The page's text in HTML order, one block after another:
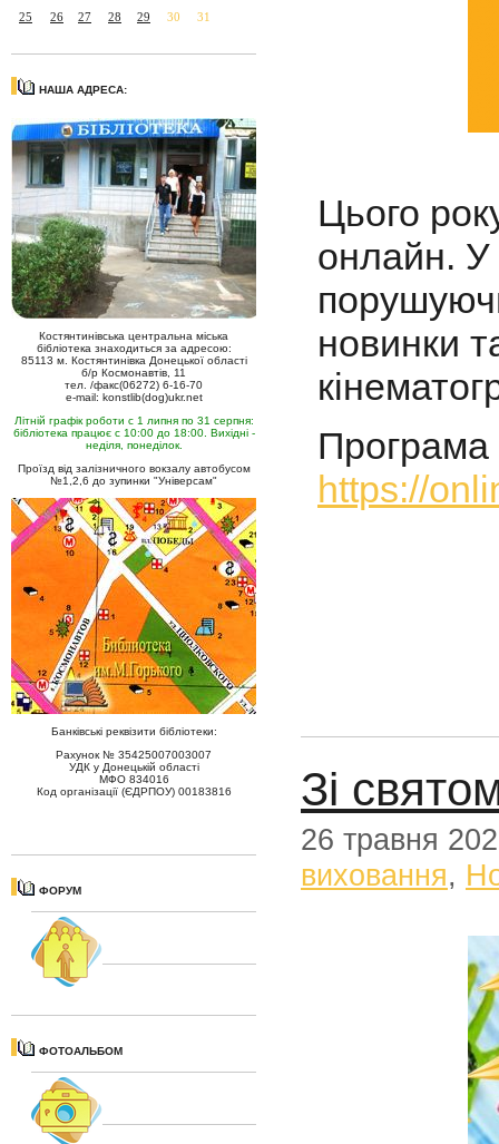
25 26 27 28 29 30 31
НАША АДРЕСА:
Костянтинівська центральна міська
бібліотека знаходиться за адресою:
85113 м. Костянтинівка Донецької області
б/р Космонавтів, 11
тел. /факс(06272) 6-16-70
e-mail: konstlib(dog)ukr.net
Літній графік роботи с 1 липня по 31 серпня:
бібліотека працює с 10:00 до 18:00. Вихідні -
неділя, понеділок.
Проїзд від залізничного вокзалу автобусом
№1,2,6 до зупинки "Універсам"
Банківські реквізити бібліотеки:
Рахунок № 35425007003007
УДК у Донецькій області
МФО 834016
Код організації (ЄДРПОУ) 00183816
ФОРУМ
ФОТОАЛЬБОМ
Цього
онлайн. У
новинки
Програма
https://
Зі
26 травня
виховання,